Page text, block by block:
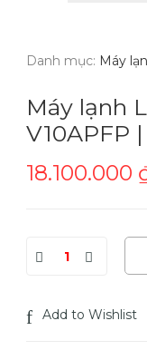
Danh mục: Máy
Máy lạnh
V10APFP
18.100.000
Add to Wishlist